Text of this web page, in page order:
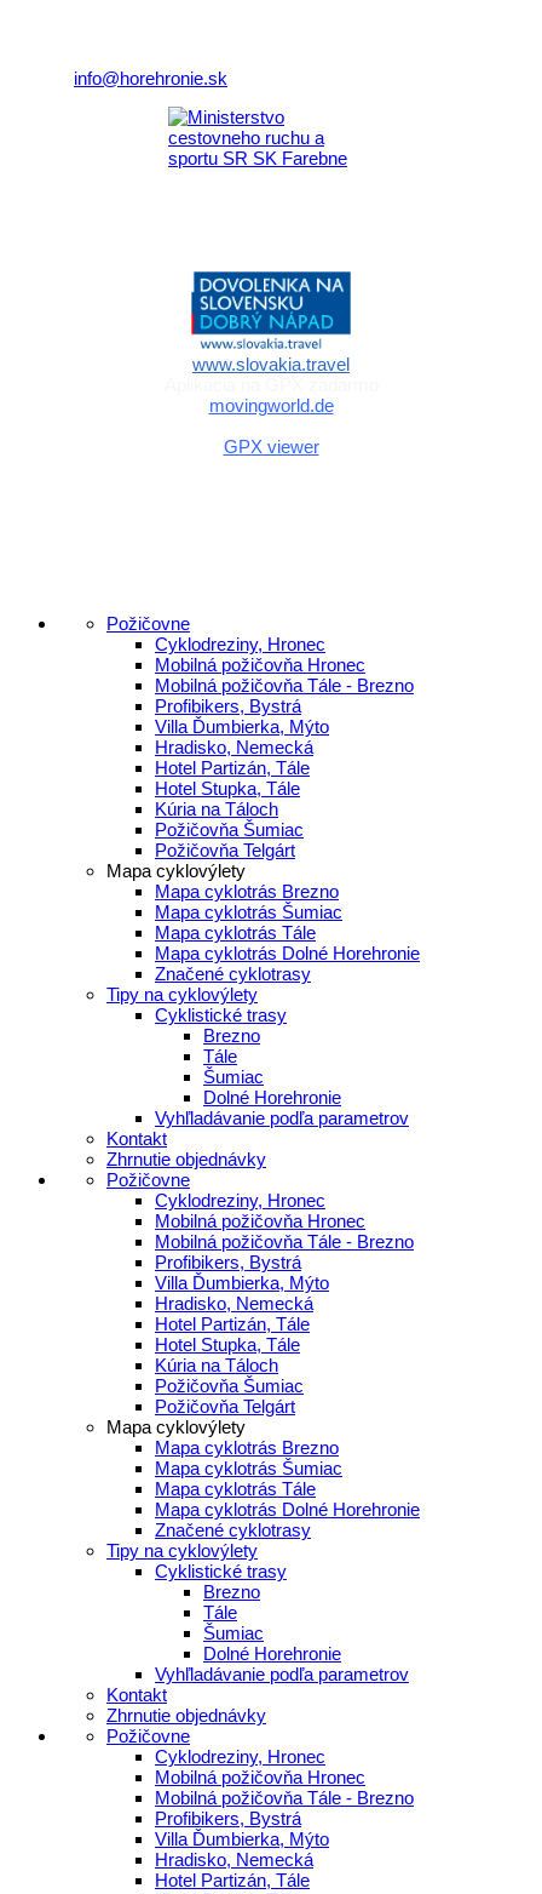
info@horehronie.sk
www.slovakia.travel
movingworld.de
GPX viewer
Požičovne
Cyklodreziny, Hronec
Mobilná požičovňa Hronec
Mobilná požičovňa Tále - Brezno
Profibikers, Bystrá
Villa Ďumbierka, Mýto
Hradisko, Nemecká
Hotel Partizán, Tále
Hotel Stupka, Tále
Kúria na Táloch
Požičovňa Šumiac
Požičovňa Telgárt
Mapa cyklovýlety
Mapa cyklotrás Brezno
Mapa cyklotrás Šumiac
Mapa cyklotrás Tále
Mapa cyklotrás Dolné Horehronie
Značené cyklotrasy
Tipy na cyklovýlety
Cyklistické trasy
Brezno
Tále
Šumiac
Dolné Horehronie
Vyhľladávanie podľa parametrov
Kontakt
Zhrnutie objednávky
Požičovne
Cyklodreziny, Hronec
Mobilná požičovňa Hronec
Mobilná požičovňa Tále - Brezno
Profibikers, Bystrá
Villa Ďumbierka, Mýto
Hradisko, Nemecká
Hotel Partizán, Tále
Hotel Stupka, Tále
Kúria na Táloch
Požičovňa Šumiac
Požičovňa Telgárt
Mapa cyklovýlety
Mapa cyklotrás Brezno
Mapa cyklotrás Šumiac
Mapa cyklotrás Tále
Mapa cyklotrás Dolné Horehronie
Značené cyklotrasy
Tipy na cyklovýlety
Cyklistické trasy
Brezno
Tále
Šumiac
Dolné Horehronie
Vyhľladávanie podľa parametrov
Kontakt
Zhrnutie objednávky
Požičovne
Cyklodreziny, Hronec
Mobilná požičovňa Hronec
Mobilná požičovňa Tále - Brezno
Profibikers, Bystrá
Villa Ďumbierka, Mýto
Hradisko, Nemecká
Hotel Partizán, Tále